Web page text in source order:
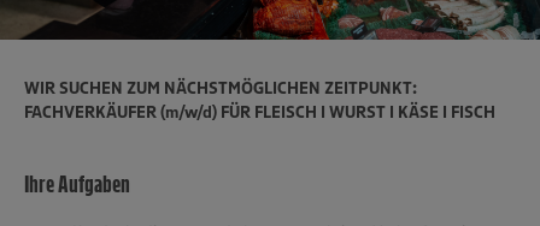
WIR SUCHEN ZUM NÄCHSTMÖGLICHEN ZEITPUNKT:
FACHVERKÄUFER (m/w/d) FÜR FLEISCH I WURST I KÄSE I FISCH
Ihre Aufgaben